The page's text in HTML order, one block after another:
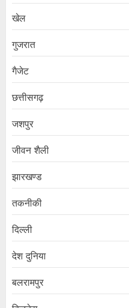
खेल
गुजरात
गैजेट
छत्तीसगढ़
जशपुर
जीवन शैली
झारखण्ड
तकनीकी
दिल्ली
देश दुनिया
बलरामपुर